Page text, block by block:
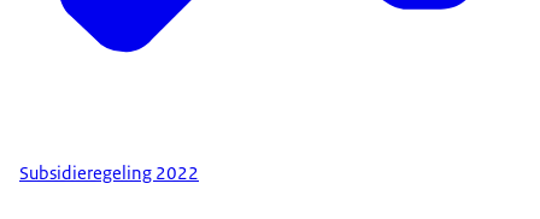
Subsidieregeling 2022